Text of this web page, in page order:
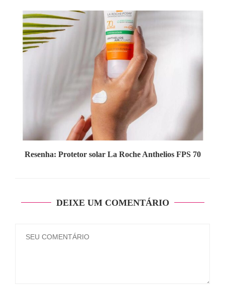
Resenha: Protetor solar La Roche Anthelios FPS 70
DEIXE UM COMENTÁRIO